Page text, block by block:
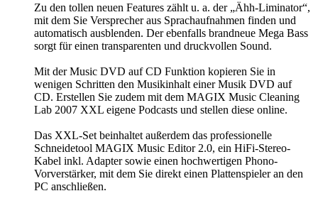
Zu den tollen neuen Features zählt u. a. der „Ähh-Liminator“,
mit dem Sie Versprecher aus Sprachaufnahmen finden und
automatisch ausblenden. Der ebenfalls brandneue Mega Bass
sorgt für einen transparenten und druckvollen Sound.
Mit der Music DVD auf CD Funktion kopieren Sie in
wenigen Schritten den Musikinhalt einer Musik DVD auf
CD. Erstellen Sie zudem mit dem MAGIX Music Cleaning
Lab 2007 XXL eigene Podcasts und stellen diese online.
Das XXL-Set beinhaltet außerdem das professionelle
Schneidetool MAGIX Music Editor 2.0, ein HiFi-Stereo-
Kabel inkl. Adapter sowie einen hochwertigen Phono-
Vorverstärker, mit dem Sie direkt einen Plattenspieler an den
PC anschließen.